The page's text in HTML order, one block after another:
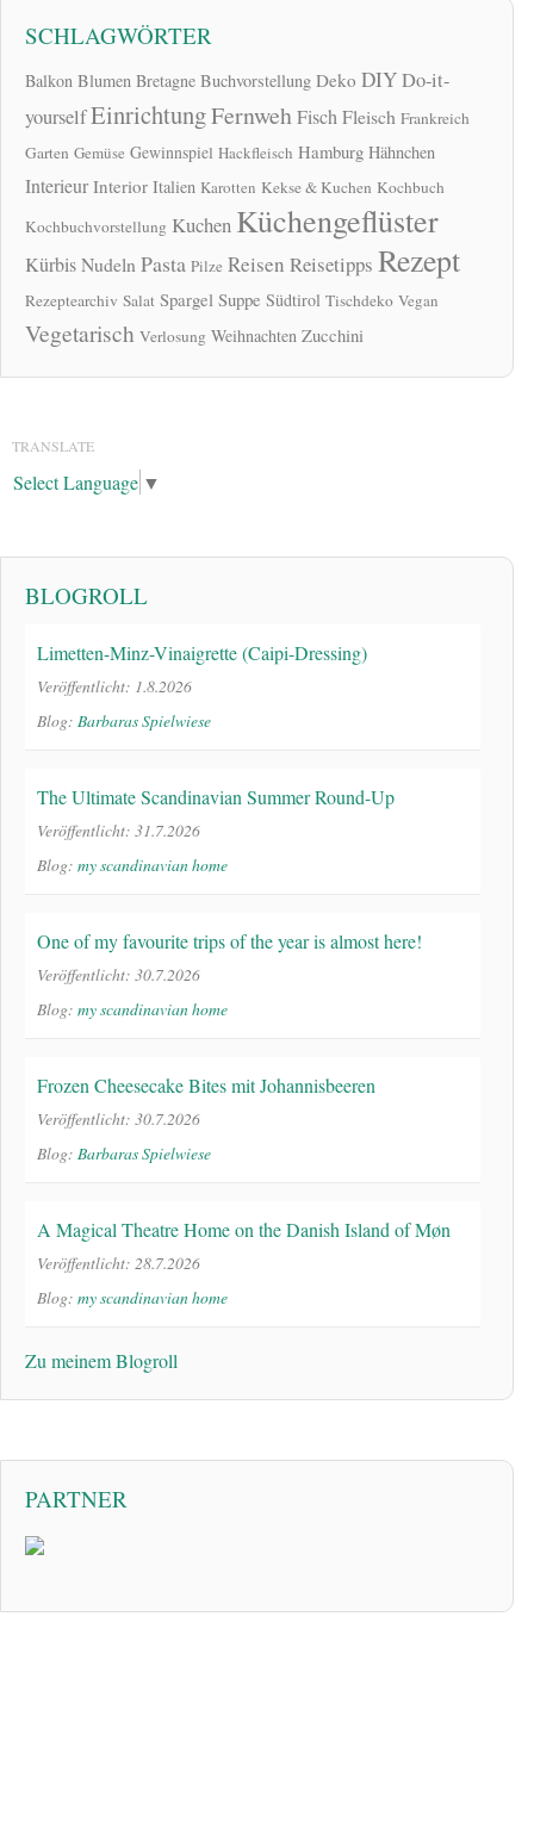
SCHLAGWÖRTER
Balkon Blumen Bretagne Buchvorstellung Deko DIYDo-it-
yourselfEinrichtungFernwehFischFleisch Frankreich
Garten Gemüse Gewinnspiel Hackfleisch Hamburg Hähnchen
Interieur Interior Italien Karotten Kekse & Kuchen Kochbuch
Kochbuchvorstellung Kuchen Küchengeflüster
KürbisNudelnPasta Pilze Reisen Reisetipps Rezept
Rezeptearchiv Salat Spargel Suppe Südtirol Tischdeko Vegan
Vegetarisch Verlosung Weihnachten Zucchini
TRANSLATE
Select Language ▼
BLOGROLL
Limetten-Minz-Vinaigrette (Caipi-Dressing)
Veröffentlicht: 1.8.2026
Blog: Barbaras Spielwiese
The Ultimate Scandinavian Summer Round-Up
Veröffentlicht: 31.7.2026
Blog: my scandinavian home
One of my favourite trips of the year is almost here!
Veröffentlicht: 30.7.2026
Blog: my scandinavian home
Frozen Cheesecake Bites mit Johannisbeeren
Veröffentlicht: 30.7.2026
Blog: Barbaras Spielwiese
A Magical Theatre Home on the Danish Island of Møn
Veröffentlicht: 28.7.2026
Blog: my scandinavian home
Zu meinem Blogroll
PARTNER